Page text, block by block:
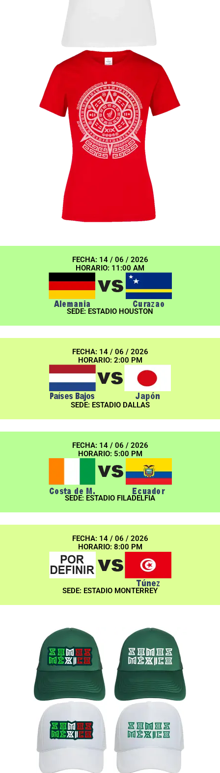
FECHA: 14 / 06 / 2026
HORARIO: 11:00 AM
SEDE: ESTADIO HOUSTON
FECHA: 14 / 06 / 2026
HORARIO: 2:00 PM
SEDE: ESTADIO DALLAS
FECHA: 14 / 06 / 2026
HORARIO: 5:00 PM
SEDE: ESTADIO FILADELFIA
FECHA: 14 / 06 / 2026
HORARIO: 8:00 PM
SEDE: ESTADIO MONTERREY